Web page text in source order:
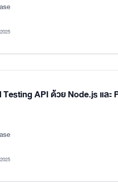
Testing API ด้วย Node.js แล